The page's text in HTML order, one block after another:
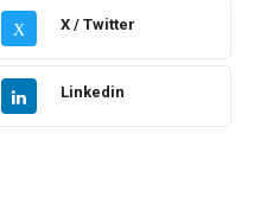
Elektrik & Elektronik
Makine
X X / Twitter
Linkedin